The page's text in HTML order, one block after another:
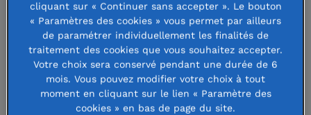
LaNuit des Relaisde la Fondation
des Femmes revient à Bordeaux
le mardi 4 juin 2024 à partir de 18h
cliquant sur « Continuer sans accepter ». Le bouton
« Paramètres des cookies » vous permet par ailleurs
de paramétrer individuellement les finalités de
traitement des cookies que vous souhaitez accepter.
Votre choix sera conservé pendant une durée de 6
mois. Vous pouvez modifier votre choix à tout
moment en cliquant sur le lien « Paramètre des
cookies » en bas de page du site.